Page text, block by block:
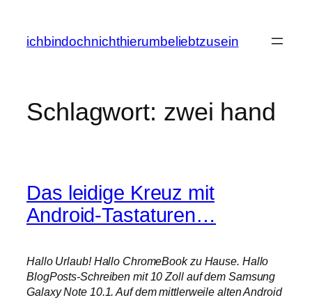
springen
ichbindochnichthierumbeliebtzusein
Schlagwort: zwei hand
Das leidige Kreuz mit
Android-Tastaturen…
Hallo Urlaub! Hallo ChromeBook zu Hause. Hallo
BlogPosts-Schreiben mit 10 Zoll auf dem Samsung
Galaxy Note 10.1. Auf dem mittlerweile alten Android